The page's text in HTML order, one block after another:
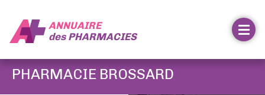
ANNUAIRE
desPHARMACIES
PHARMACIE BROSSARD